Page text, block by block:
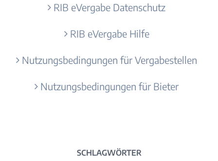
RIB eVergabe Datenschutz
RIB eVergabe Hilfe
Nutzungsbedingungen für Vergabestellen
Nutzungsbedingungen für Bieter
SCHLAGWÖRTER